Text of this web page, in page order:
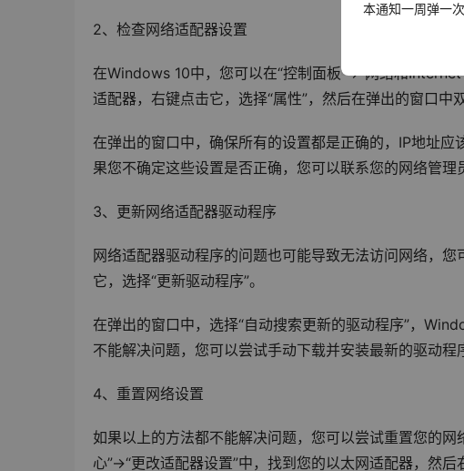
2、检查网络适配器设置
在Windows 10中，您可以在“控制面板”->“网络和
适配器，右键点击它，选择“属性”，然后在弹出的窗口中
在弹出的窗口中，确保所有的设置都是正确的，IP地址
果您不确定这些设置是否正确，您可以联系您的网络管理
3、更新网络适配器驱动程序
网络适配器驱动程序的问题也可能导致无法访问网络，
它，选择“更新驱动程序”。
在弹出的窗口中，选择“自动搜索更新的驱动程序”，
不能解决问题，您可以尝试手动下载并安装最新的驱动程
4、重置网络设置
如果以上的方法都不能解决问题，您可以尝试重置您的网
心”->“更改适配器设置”中，找到您的以太网适配器，然后
本通知一周弹一